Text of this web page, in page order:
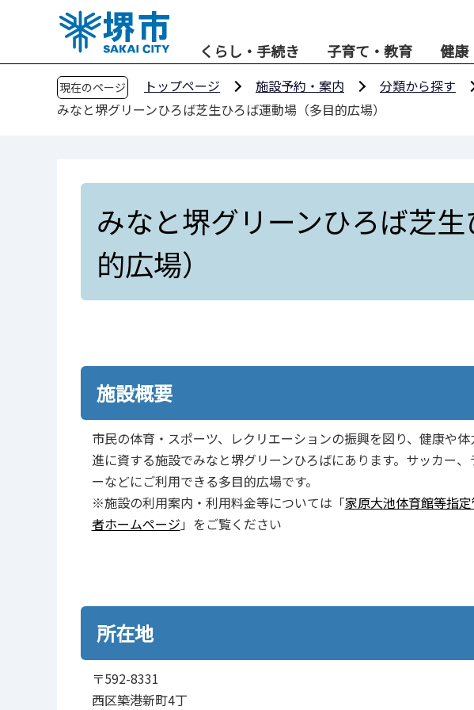
くらし・手続き 子育て・教育 健康
現在のページ トップページ 施設予約・案内 分類から探す
みなと堺グリーンひろば芝生ひろば運動場（多目的広場）
みなと堺グリーンひろば芝
的広場）
施設概要
市民の体育・スポーツ、レクリエーションの振興を図り、健康や体
進に資する施設でみなと堺グリーンひろばにあります。サッカー、
ーなどにご利用できる多目的広場です。
※施設の利用案内・利用料金等については「家原大池体育館等指
者ホームページ 」をご覧ください
所在地
〒592-8331
西区築港新町4丁